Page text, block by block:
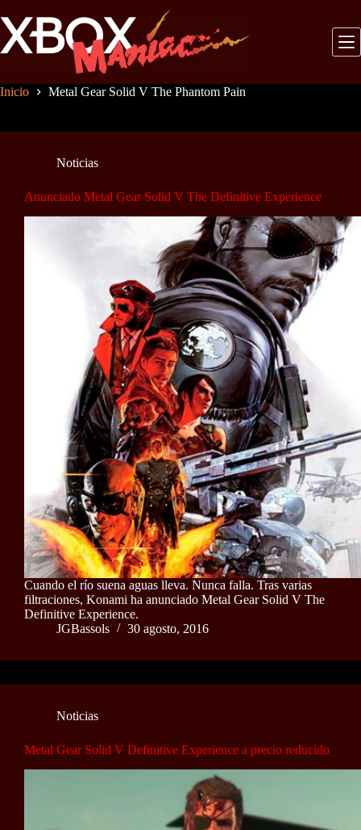
al
contenido
Inicio Metal Gear Solid V The Phantom Pain
Noticias
Anunciado Metal Gear Solid V The Definitive Experience
Cuando el río suena aguas lleva. Nunca falla. Tras varias
filtraciones, Konami ha anunciado Metal Gear Solid V The
Definitive Experience.
JGBassols
30 agosto, 2016
Noticias
Metal Gear Solid V Definitive Experience a precio reducido